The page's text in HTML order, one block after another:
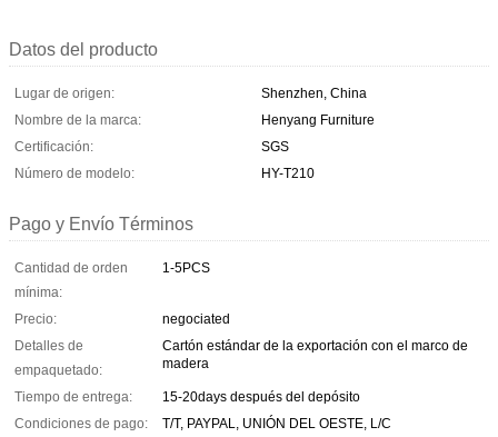
Datos del producto
Lugar de origen:
Shenzhen, China
Nombre de la marca:
Henyang Furniture
Certificación:
SGS
Número de modelo:
HY-T210
Pago y Envío Términos
Cantidad de orden
mínima:
1-5PCS
Precio:
negociated
Detalles de
empaquetado:
Cartón estándar de la exportación con el marco de
madera
Tiempo de entrega:
15-20days después del depósito
Condiciones de pago:
T/T, PAYPAL, UNIÓN DEL OESTE, L/C